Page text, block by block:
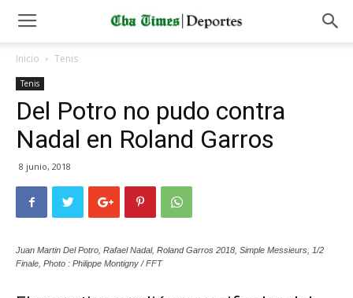
Inicio Tenis
Tenis
Del Potro no pudo contra
Nadal en Roland Garros
8 junio, 2018
Juan Martin Del Potro, Rafael Nadal, Roland Garros 2018, Simple Messieurs, 1/2
Finale, Photo : Philippe Montigny / FFT